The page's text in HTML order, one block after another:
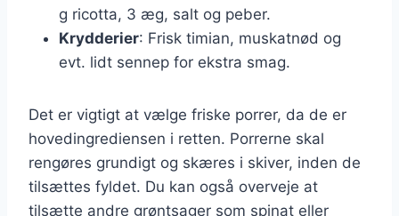
g ricotta, 3 æg, salt og peber.
Krydderier: Frisk timian, muskatnød og
evt. lidt sennep for ekstra smag.
Det er vigtigt at vælge friske porrer, da de er
hovedingrediensen i retten. Porrerne skal
rengøres grundigt og skæres i skiver, inden de
tilsættes fyldet. Du kan også overveje at
tilsætte andre grøntsager som spinat eller